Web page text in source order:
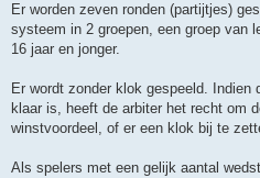
Er worden zeven ronden (partijtjes)
systeem in 2 groepen, een groep van
16 jaar en jonger.
Er wordt zonder klok gespeeld. Indien
klaar is, heeft de arbiter het recht om
winstvoordeel, of er een klok bij te
Als spelers met een gelijk aantal